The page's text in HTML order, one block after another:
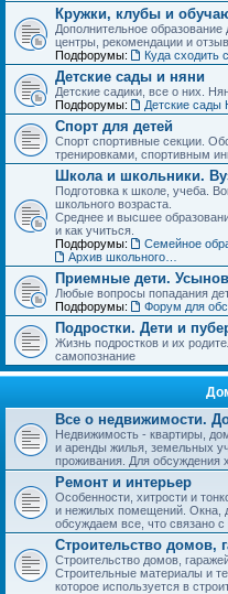
Кружки, клубы и
Дополнительное
центры, рекомендации и
Подфорумы:
Детские сады и няни
Детские садики, все о них.
Подфорумы:
Спорт для детей
Спорт спортивные секции.
тренировками, спортивным
Школа и школьники.
Подготовка к школе, учеба.
школьного возраста.
Среднее и высшее
и как учиться.
Подфорумы:
Приемные дети.
Любые вопросы попадания
Подфорумы:
Подростки. Дети и
Жизнь подростков и их
самопознание
Все о недвижимости.
Недвижимость - квартиры,
и аренды жилья, земельных
проживания. Для обсуждения
Ремонт и интерьер
Особенности, хитрости и
и нежилых помещений. Окна,
обсуждаем все, что связано
Строительство домов,
Строительство домов,
Строительные материалы и
которое используется в